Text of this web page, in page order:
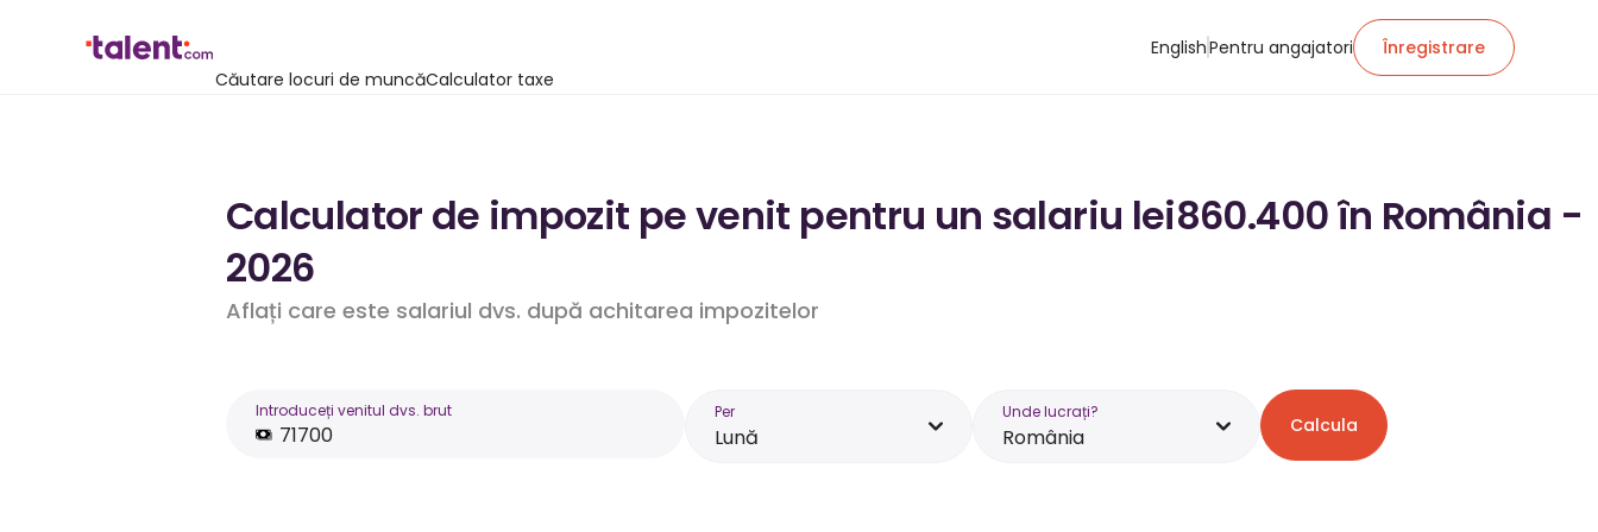
Căutare locuri de muncăCalculator taxe
EnglishPentru angajatori Înregistrare
Calculator de impozit pe venit pentru un salariu lei860.400 în România -
2026
Aflați care este salariul dvs. după achitarea impozitelor
Introduceți venitul dvs. brut Per
Lună
Unde lucrați?
România Calcula